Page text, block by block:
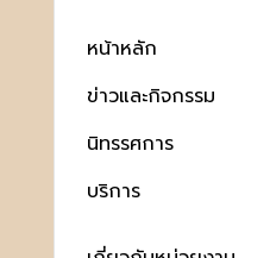
หน้าหลัก
ข่าวและกิจกรรม
นิทรรศการ
บริการ